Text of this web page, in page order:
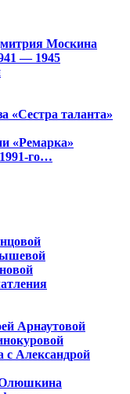
Москина
— 1945
«Сестра таланта»
«Ремарка»
го…
Арнаутовой
с Александрой
Олюшкина